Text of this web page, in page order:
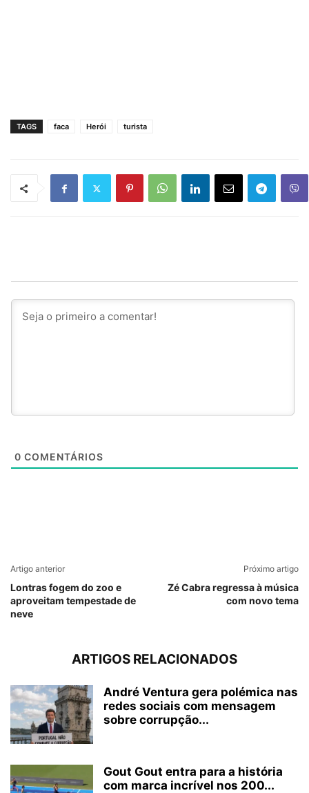
TAGS faca Herói turista
0 COMENTÁRIOS
Artigo anterior
Lontras fogem do zoo e
aproveitam tempestade de
neve
Próximo artigo
Zé Cabra regressa à música
com novo tema
ARTIGOS RELACIONADOS
André Ventura gera polémica nas
redes sociais com mensagem
sobre corrupção...
Gout Gout entra para a história
com marca incrível nos 200...